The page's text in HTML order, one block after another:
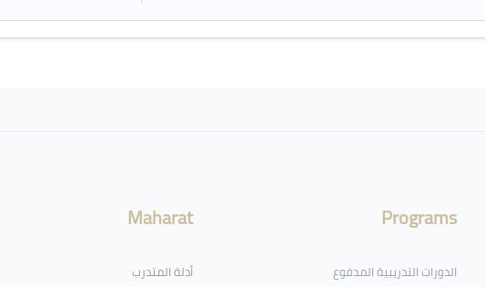
Programs
الدورات التدريبية المدفوع
Maharat
أدلة المتدرب